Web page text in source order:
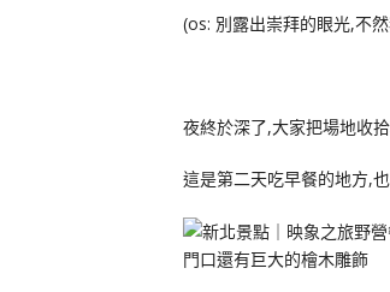
(os: 別露出崇拜的眼光,不
夜終於深了,大家把場地收
這是第二天吃早餐的地方,
門口還有巨大的檜木雕飾